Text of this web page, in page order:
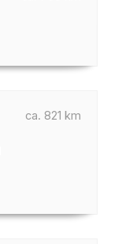
ca. 821 km